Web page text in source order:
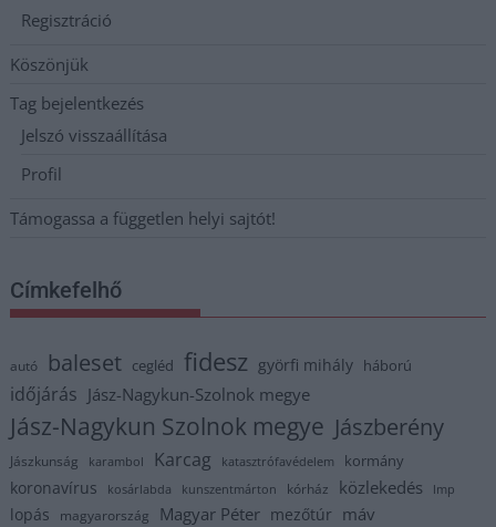
Regisztráció
Köszönjük
Tag bejelentkezés
Jelszó visszaállítása
Profil
Támogassa a független helyi sajtót!
Címkefelhő
autó baleset cegléd fidesz györfi mihály háború
időjárás Jász-Nagykun-Szolnok megye
Jász-Nagykun Szolnok megye Jászberény
Jászkunság karambol Karcag katasztrófavédelem kormány
koronavírus kosárlabda kunszentmárton kórház közlekedés lmp
lopás magyarország Magyar Péter mezőtúr máv